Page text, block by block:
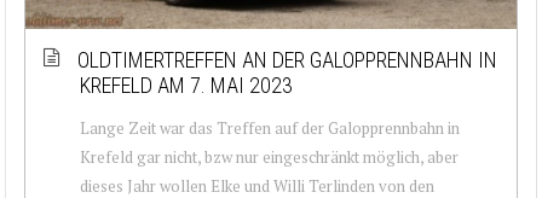
OLDTIMERTREFFEN AN DER GALOPPRENNBAHN IN
KREFELD AM 7. MAI 2023
Lange Zeit war das Treffen auf der Galopprennbahn in
Krefeld gar nicht, bzw nur eingeschränkt möglich, aber
dieses Jahr wollen Elke und Willi Terlinden von den